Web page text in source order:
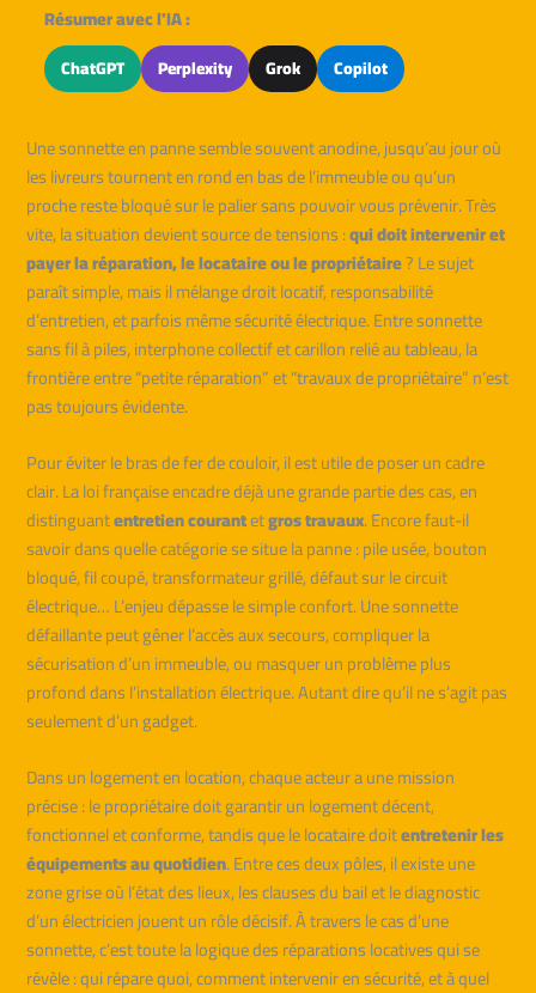
Résumer avec l'IA :
ChatGPT Perplexity Grok Copilot
Une sonnette en panne semble souvent anodine, jusqu’au jour où
les livreurs tournent en rond en bas de l’immeuble ou qu’un
proche reste bloqué sur le palier sans pouvoir vous prévenir. Très
vite, la situation devient source de tensions :qui doit intervenir et
payer la réparation, le locataire ou le propriétaire? Le sujet
paraît simple, mais il mélange droit locatif, responsabilité
d’entretien, et parfois même sécurité électrique. Entre sonnette
sans fil à piles, interphone collectif et carillon relié au tableau, la
frontière entre “petite réparation” et “travaux de propriétaire” n’est
pas toujours évidente.
Pour éviter le bras de fer de couloir, il est utile de poser un cadre
clair. La loi française encadre déjà une grande partie des cas, en
distinguantentretien courantetgros travaux. Encore faut-il
savoir dans quelle catégorie se situe la panne : pile usée, bouton
bloqué, fil coupé, transformateur grillé, défaut sur le circuit
électrique… L’enjeu dépasse le simple confort. Une sonnette
défaillante peut gêner l’accès aux secours, compliquer la
sécurisation d’un immeuble, ou masquer un problème plus
profond dans l’installation électrique. Autant dire qu’il ne s’agit pas
seulement d’un gadget.
Dans un logement en location, chaque acteur a une mission
précise : le propriétaire doit garantir un logement décent,
fonctionnel et conforme, tandis que le locataire doitentretenir les
équipements au quotidien. Entre ces deux pôles, il existe une
zone grise où l’état des lieux, les clauses du bail et le diagnostic
d’un électricien jouent un rôle décisif. À travers le cas d’une
sonnette, c’est toute la logique des réparations locatives qui se
révèle : qui répare quoi, comment intervenir en sécurité, et à quel